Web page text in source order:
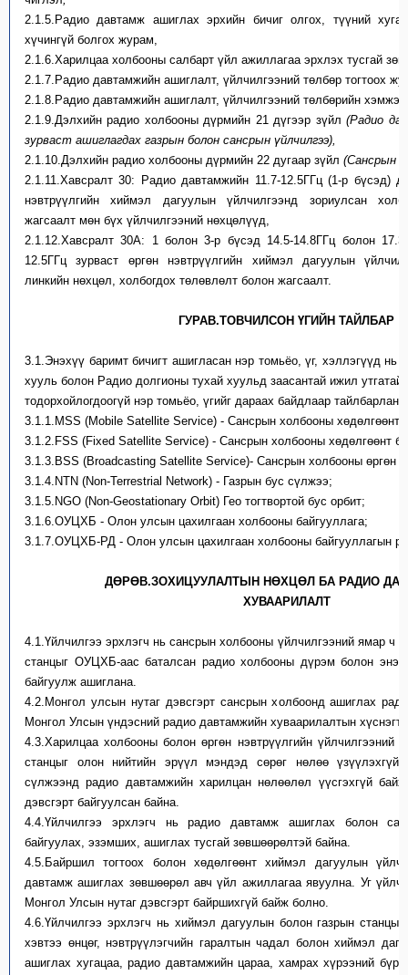
2.1.5. Радио давтамж ашиглах эрхийн бичиг олгох, түүний
хүчингүй болгох журам,
2.1.6.Харилцаа холбооны салбарт үйл ажиллагаа эрхлэх тусгай
2.1.7. Радио давтамжийн ашиглалт, үйлчилгээний төлбөр тогтоох
2.1.8. Радио давтамжийн ашиглалт, үйлчилгээний төлбөрийн
2.1.9.Дэлхийн радио холбооны дүрмийн 21 дүгээр зүйл(Радио
зурваст ашиглагдах газрын болон сансрын үйлчилгээ),
2.1.10.Дэлхийн радио холбооны дүрмийн 22 дугаар зүйл (Сансрын
2.1.11.Хавсралт 30: Радио давтамжийн 11.7-12.5ГГц (1-р бүсэд)
нэвтрүүлгийн хиймэл дагуулын үйлчилгээнд зориулсан
жагсаалт мөн бүх үйлчилгээний нөхцөлүүд,
2.1.12.Хавсралт 30А: 1 болон 3-р бүсэд 14.5-14.8ГГц болон
12.5ГГц зурваст өргөн нэвтрүүлгийн хиймэл дагуулын
линкийн нөхцөл, холбогдох төлөвлөлт болон жагсаалт.
ГУРАВ.ТОВЧИЛСОН ҮГИЙН ТАЙЛБАР
3.1.Энэхүү баримт бичигт ашигласан нэр томьёо, үг, хэллэгүүд нь
хууль болон Радио долгионы тухай хуульд заасантай ижил
тодорхойлогдоогүй нэр томьёо, үгийг дараах байдлаар
3.1.1. MSS (Mobile Satellite Service) - Сансрын холбооны хөдөлгөөнт
3.1.2. FSS (Fixed Satellite Service) - Сансрын холбооны хөдөлгөөнт
3.1.3. BSS (Broadcasting Satellite Service)- Сансрын холбооны өргөн
3.1.4. NTN (Non-Terrestrial Network) - Газрын бус сүлжээ;
3.1.5. NGO (Non-Geostationary Orbit) Гео тогтвортой бус орбит;
3.1.6.ОУЦХБ - Олон улсын цахилгаан холбооны байгууллага;
3.1.7.ОУЦХБ-РД - Олон улсын цахилгаан холбооны байгууллагын
ДӨРӨВ.ЗОХИЦУУЛАЛТЫН НӨХЦӨЛ БА РАДИО
ХУВААРИЛАЛТ
4.1.Үйлчилгээ эрхлэгч нь сансрын холбооны үйлчилгээний ямар ч
станцыг ОУЦХБ-аас баталсан радио холбооны дүрэм болон
байгуулж ашиглана.
4.2. Монгол улсын нутаг дэвсгэрт сансрын холбоонд ашиглах
Монгол Улсын үндэсний радио давтамжийн хуваарилалтын
4.3.Харилцаа холбооны болон өргөн нэвтрүүлгийн үйлчилгээний
станцыг олон нийтийн эрүүл мэндэд сөрөг нөлөө
сүлжээнд радио давтамжийн харилцан нөлөөлөл үүсгэхгүй
дэвсгэрт байгуулсан байна.
4.4.Үйлчилгээ эрхлэгч нь радио давтамж ашиглах болон
байгуулах, эзэмших, ашиглах тусгай зөвшөөрөлтэй байна.
4.5. Байршил тогтоох болон хөдөлгөөнт хиймэл дагуулын
давтамж ашиглах зөвшөөрөл авч үйл ажиллагаа явуулна. Уг
Монгол Улсын нутаг дэвсгэрт байршихгүй байж болно.
4.6.Үйлчилгээ эрхлэгч нь хиймэл дагуулын болон газрын
хэвтээ өнцөг, нэвтрүүлэгчийн гаралтын чадал болон хиймэл
ашиглах хугацаа, радио давтамжийн цараа, хамрах хүрээний